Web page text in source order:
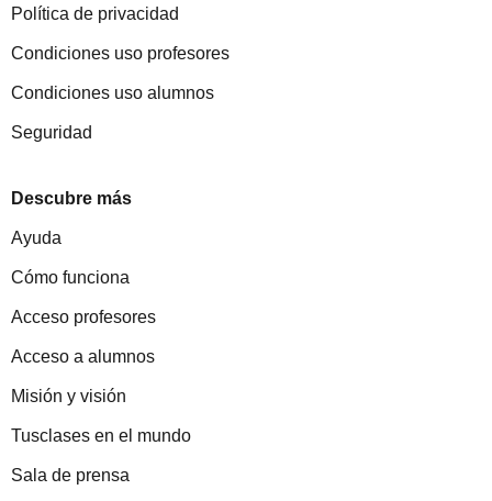
Política de privacidad
Condiciones uso profesores
Condiciones uso alumnos
Seguridad
Descubre más
Ayuda
Cómo funciona
Acceso profesores
Acceso a alumnos
Misión y visión
Tusclases en el mundo
Sala de prensa